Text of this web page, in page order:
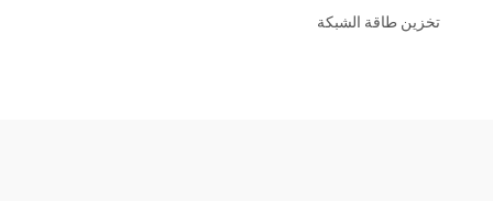
تخزين طاقة الشبكة